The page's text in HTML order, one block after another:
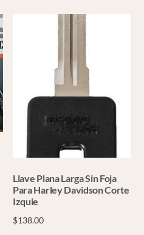
Llave Plana Larga Sin Foja
Para Harley Davidson Corte
Izquie
$138.00